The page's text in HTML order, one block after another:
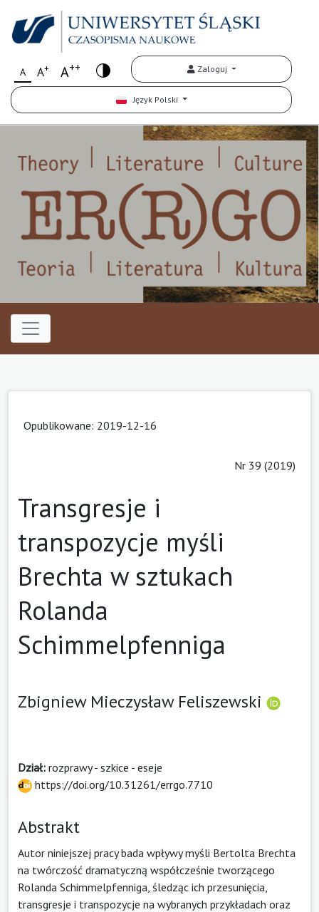
A A+ A++ Zaloguj
Język Polski
Opublikowane: 2019-12-16
Nr 39 (2019)
Transgresje i
transpozycje myśli
Brechta w sztukach
Rolanda
Schimmelpfenniga
Zbigniew Mieczysław Feliszewski
Dział: rozprawy - szkice - eseje
https://doi.org/10.31261/errgo.7710
Abstrakt
Autor niniejszej pracy bada wpływy myśli Bertolta Brechta
na twórczość dramatyczną współcześnie tworzącego
Rolanda Schimmelpfenniga, śledząc ich przesunięcia,
transgresje i transpozycje na wybranych przykładach oraz